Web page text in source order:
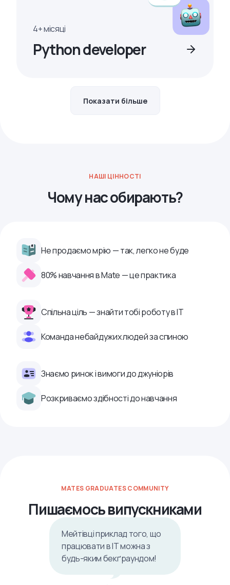
4+ місяці
Python developer
Показати більше
НАШІ ЦІННОСТІ
Чому нас обирають?
Не продаємо мрію — так, легко не буде
80% навчання в Mate — це практика
Спільна ціль — знайти тобі роботу в ІТ
Команда небайдужих людей за спиною
Знаємо ринок і вимоги до джуніорів
Розкриваємо здібності до навчання
MATES GRADUATES COMMUNITY
Пишаємось випускниками
Мейтівці приклад того, що
працювати в ІТ можна з
будь-яким бекґраундом!